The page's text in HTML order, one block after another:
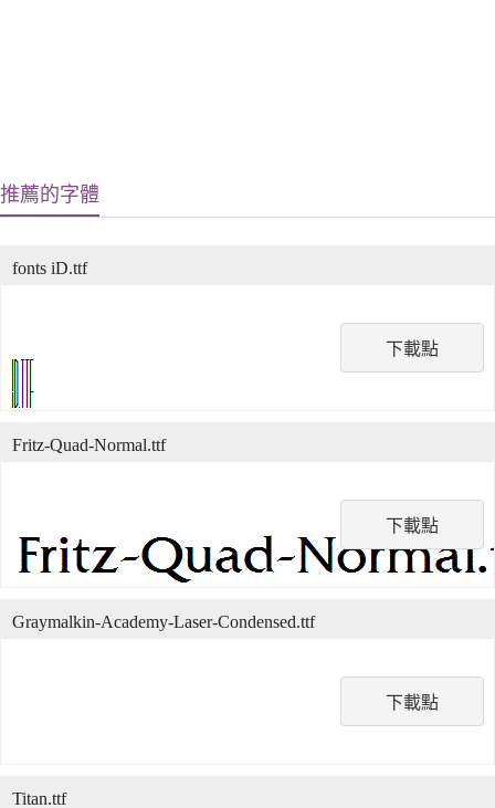
推薦的字體
下載點
fonts iD.ttf
下載點
Fritz-Quad-Normal.ttf
下載點
Graymalkin-Academy-Laser-Condensed.ttf
Titan.ttf